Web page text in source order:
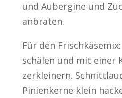
und Aubergine und
anbraten.
Für den
schälen und mit einer
zerkleinern.
Pinienkerne klein